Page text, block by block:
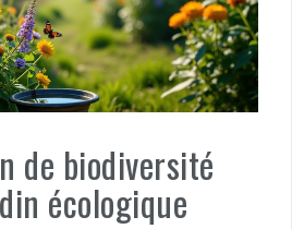
de biodiversité
écologique